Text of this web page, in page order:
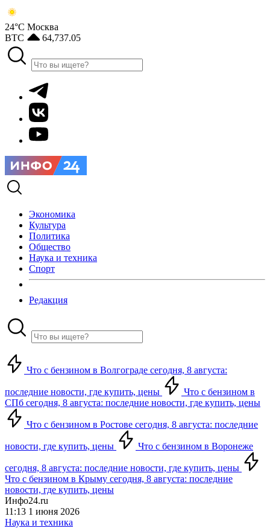
24°С Москва
BTC
64,737.05
Экономика
Культура
Политика
Общество
Наука и техника
Спорт
Редакция
Что с бензином в Волгограде сегодня, 8 августа:
последние новости, где купить, цены
Что с бензином в
СПб сегодня, 8 августа: последние новости, где купить, цены
Что с бензином в Ростове сегодня, 8 августа: последние
новости, где купить, цены Что с бензином в Воронеже
сегодня, 8 августа: последние новости, где купить, цены
Что с бензином в Крыму сегодня, 8 августа: последние
новости, где купить, цены
Инфо24.ru
11:13 1 июня 2026
Наука и техника